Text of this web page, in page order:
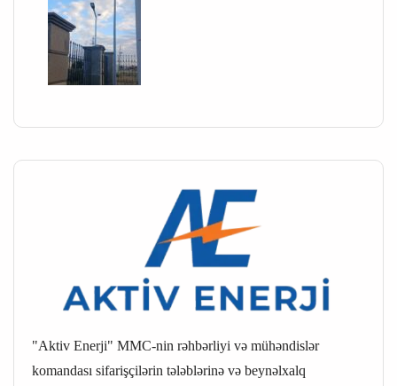
"Aktiv Enerji" MMC-nin rəhbərliyi və mühəndislər
komandası sifarişçilərin tələblərinə və beynəlxalq